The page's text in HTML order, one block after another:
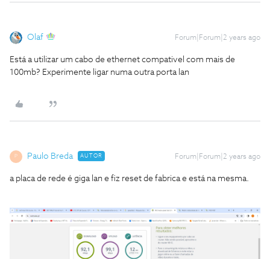
Olaf Forum|Forum|2 years ago
Está a utilizar um cabo de ethernet compativel com mais de
100mb? Experimente ligar numa outra porta lan
P Paulo Breda AUTOR Forum|Forum|2 years ago
a placa de rede é giga lan e fiz reset de fabrica e está na mesma.